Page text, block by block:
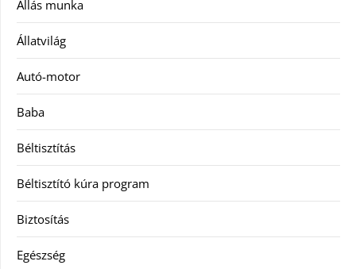
Állás munka
Állatvilág
Autó-motor
Baba
Béltisztítás
Béltisztító kúra program
Biztosítás
Egészség